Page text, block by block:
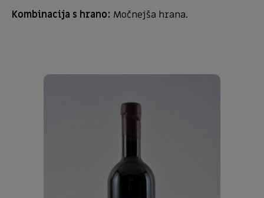
Kombinacija s hrano: Močnejša hrana.